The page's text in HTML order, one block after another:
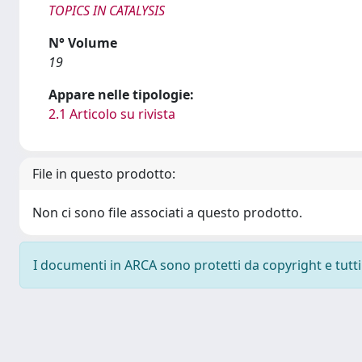
TOPICS IN CATALYSIS
N° Volume
19
Appare nelle tipologie:
2.1 Articolo su rivista
File in questo prodotto:
Non ci sono file associati a questo prodotto.
I documenti in ARCA sono protetti da copyright e